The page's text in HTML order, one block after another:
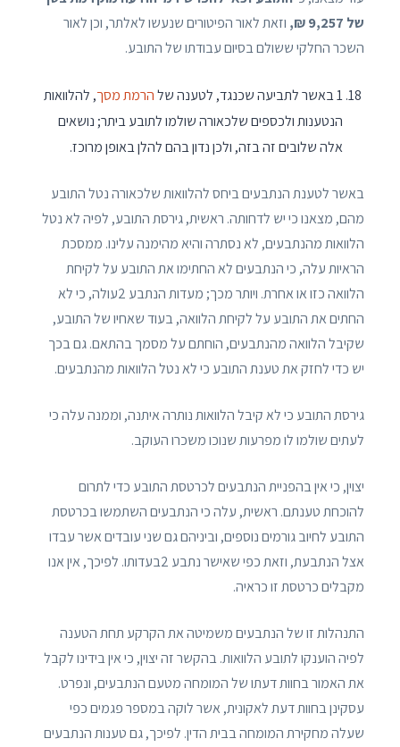
של 9,257 ₪,
וזאת לאור הפיטורים שנעשו לאלתר, וכן לאור
השכר החלקי ששולם בסיום עבודתו של התובע.
1 באשר לתביעה שכנגד, לטענה של הרמת מסך, להלוואות
הנטענות ולכספים שלכאורה שולמו לתובע ביתר; נושאים
אלה שלובים זה בזה, ולכן נדון בהם להלן באופן מרוכז.
באשר לטענת הנתבעים ביחס להלוואות שלכאורה נטל התובע
מהם, מצאנו כי יש לדחותה. ראשית, גירסת התובע, לפיה לא נטל
הלוואות מהנתבעים, לא נסתרה והיא מהימנה עלינו. ממסכת
הראיות עלה, כי הנתבעים לא החתימו את התובע על לקיחת
הלוואה כזו או אחרת. ויותר מכך; מעדות הנתבע 2עולה, כי לא
החתים את התובע על לקיחת הלוואה, בעוד שאחיו של התובע,
שקיבל הלוואה מהנתבעים, הוחתם על מסמך בהתאם. גם בכך
יש כדי לחזק את טענת התובע כי לא נטל הלוואות מהנתבעים.
גירסת התובע כי לא קיבל הלוואות נותרה איתנה, וממנה עלה כי
לעתים שולמו לו מפרעות שנוכו משכרו העוקב.
יצוין, כי אין בהפניית הנתבעים לכרטסת התובע כדי לתרום
להוכחת טענתם. ראשית, עלה כי הנתבעים השתמשו בכרטסת
התובע לחיוב גורמים נוספים, וביניהם גם שני עובדים אשר עבדו
אצל הנתבעת, וזאת כפי שאישר נתבע 2בעדותו. לפיכך, אין אנו
מקבלים כרטסת זו כראיה.
התנהלות זו של הנתבעים משמיטה את הקרקע תחת הטענה
לפיה הוענקו לתובע הלוואות. בהקשר זה יצוין, כי אין בידינו לקבל
את האמור בחוות דעתו של המומחה מטעם הנתבעים, ונפרט.
עסקינן בחוות דעת לאקונית, אשר לוקה במספר פגמים כפי
שעלה מחקירת המומחה בבית הדין. לפיכך, גם טענות הנתבעים